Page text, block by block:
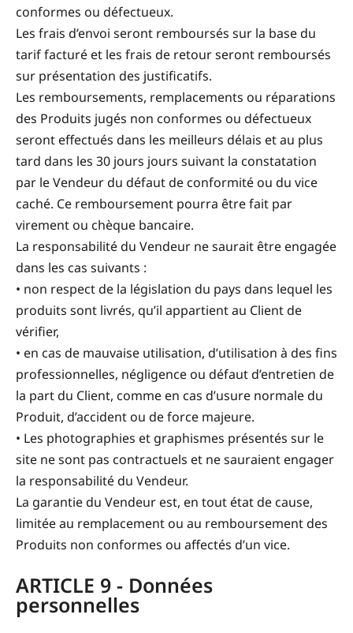
conformes ou défectueux.
Les frais d’envoi seront remboursés sur la base du
tarif facturé et les frais de retour seront remboursés
sur présentation des justificatifs.
Les remboursements, remplacements ou réparations
des Produits jugés non conformes ou défectueux
seront effectués dans les meilleurs délais et au plus
tard dans les 30 jours jours suivant la constatation
par le Vendeur du défaut de conformité ou du vice
caché. Ce remboursement pourra être fait par
virement ou chèque bancaire.
La responsabilité du Vendeur ne saurait être engagée
dans les cas suivants :
• non respect de la législation du pays dans lequel les
produits sont livrés, qu’il appartient au Client de
vérifier,
• en cas de mauvaise utilisation, d’utilisation à des fins
professionnelles, négligence ou défaut d’entretien de
la part du Client, comme en cas d’usure normale du
Produit, d’accident ou de force majeure.
• Les photographies et graphismes présentés sur le
site ne sont pas contractuels et ne sauraient engager
la responsabilité du Vendeur.
La garantie du Vendeur est, en tout état de cause,
limitée au remplacement ou au remboursement des
Produits non conformes ou affectés d’un vice.
ARTICLE 9 - Données
personnelles